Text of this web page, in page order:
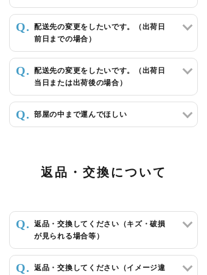
配送先の変更をしたいです。（出荷日
前日までの場合）
配送先の変更をしたいです。（出荷日
当日または出荷後の場合）
部屋の中まで運んでほしい
返品・交換について
返品・交換してください（キズ・破損
が見られる場合等）
返品・交換してください（イメージ違